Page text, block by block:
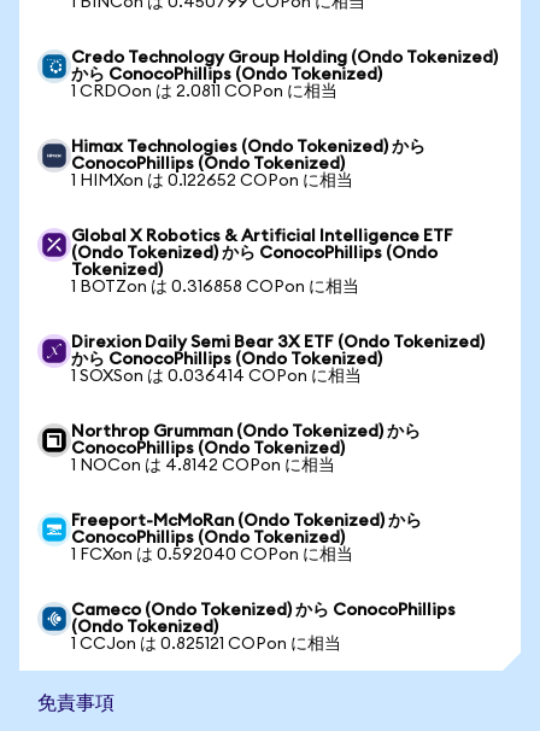
Credo Technology Group Holding (Ondo Tokenized)
から ConocoPhillips (Ondo Tokenized)
1 CRDOon は 2.0811 COPon に相当
Himax Technologies (Ondo Tokenized) から
ConocoPhillips (Ondo Tokenized)
1 HIMXon は 0.122652 COPon に相当
Global X Robotics & Artificial Intelligence ETF
(Ondo Tokenized) から ConocoPhillips (Ondo
Tokenized)
1 BOTZon は 0.316858 COPon に相当
Direxion Daily Semi Bear 3X ETF (Ondo Tokenized)
から ConocoPhillips (Ondo Tokenized)
1 SOXSon は 0.036414 COPon に相当
Northrop Grumman (Ondo Tokenized) から
ConocoPhillips (Ondo Tokenized)
1 NOCon は 4.8142 COPon に相当
Freeport-McMoRan (Ondo Tokenized) から
ConocoPhillips (Ondo Tokenized)
1 FCXon は 0.592040 COPon に相当
Cameco (Ondo Tokenized) から ConocoPhillips
(Ondo Tokenized)
1 CCJon は 0.825121 COPon に相当
免責事項